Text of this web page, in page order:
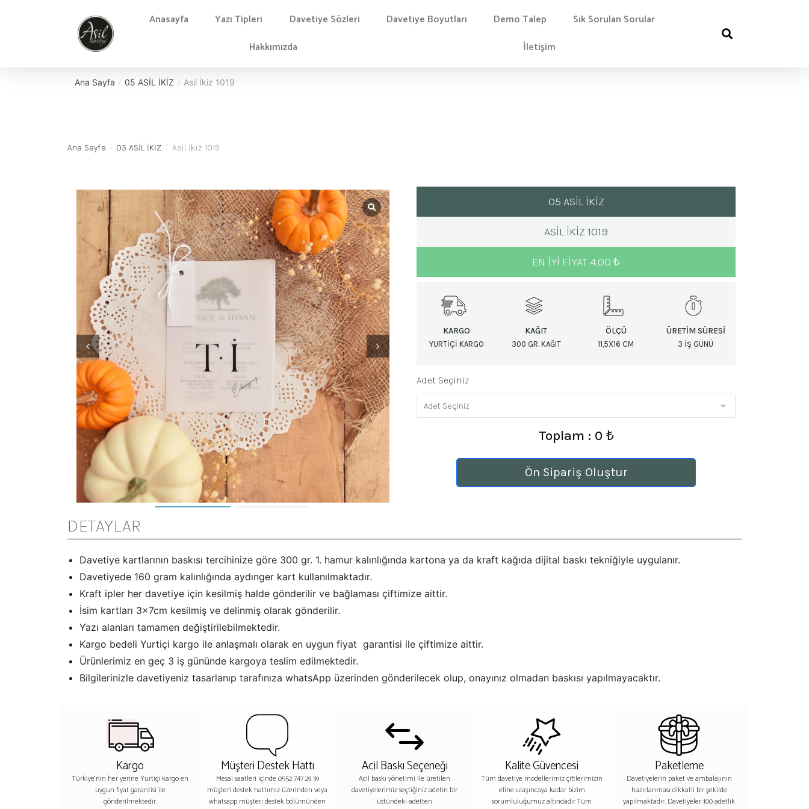
Anasayfa Yazı Tipleri Davetiye Sözleri Davetiye Boyutları Demo Talep
Sık Sorulan Sorular
Hakkımızda
İletişim
Ana Sayfa / 05 ASİL İKİZ / Asil İkiz 1019
Ana Sayfa / 05 ASİL İKİZ / Asil İkiz 1019
05 ASİL İKİZ
ASIL İKIZ 1019
EN IYI FIYAT 4,00 ₺
KARGO
YURTIÇI KARGO
KAĞIT
300 GR. KAĞIT
ÖLÇÜ
11,5X16 CM
ÜRETIM SÜRESI
3 IŞ GÜNÜ
Adet Seçiniz
Toplam : 0 ₺
Ön Sipariş Oluştur
DETAYLAR
Davetiye kartlarının baskısı tercihinize göre 300 gr. 1. hamur kalınlığında kartona ya da kraft kağıda dijital baskı tekniğiyle uygulanır.
Davetiyede 160 gram kalınlığında aydınger kart kullanılmaktadır.
Kraft ipler her davetiye için kesilmiş halde gönderilir ve bağlaması çiftimize aittir.
İsim kartları 3x7cm kesilmiş ve delinmiş olarak gönderilir.
Yazı alanları tamamen değiştirilebilmektedir.
Kargo bedeli Yurtiçi kargo ile anlaşmalı olarak en uygun fiyat garantisi ile çiftimize aittir.
Ürünlerimiz en geç 3 iş gününde kargoya teslim edilmektedir.
Bilgilerinizle davetiyeniz tasarlanıp tarafınıza whatsApp üzerinden gönderilecek olup, onayınız olmadan baskısı yapılmayacaktır.
Kargo
Türkiye'nin her yerine Yurtiçi kargo en
uygun fiyat garantisi ile
gönderilmektedir.
Müşteri Destek Hattı
Mesai saatleri içinde 0552 747 29 39
müşteri destek hattımız üzerinden veya
whatsapp müşteri destek bölümünden
Acil Baskı Seçeneği
Acil baskı yönetimi ile üretilen
davetiyelerimiz seçtiğiniz adetin bir
üstündeki adetten
Kalite Güvencesi
Tüm davetiye modellerimiz çiftlerimizin
eline ulaşıncaya kadar bizim
sorumluluğumuz altındadır.Tüm
Paketleme
Davetiyelerin paket ve ambalajının
hazırlanması dikkatli bir şekilde
yapılmaktadır. Davetiyeler 100 adetlik